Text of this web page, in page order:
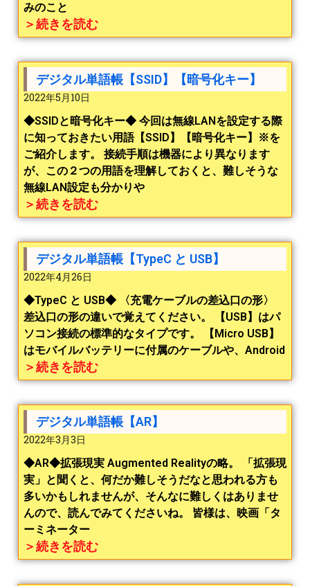
みのこと
＞続きを読む
デジタル単語帳【SSID】【暗号化キー】
2022年5月10日
◆SSIDと暗号化キー◆ 今回は無線LANを設定する際
に知っておきたい用語【SSID】【暗号化キー】※を
ご紹介します。 接続手順は機器により異なります
が、この２つの用語を理解しておくと、難しそうな
無線LAN設定も分かりや
＞続きを読む
デジタル単語帳【TypeC と USB】
2022年4月26日
◆TypeC と USB◆ 〈充電ケーブルの差込口の形〉
差込口の形の違いで覚えてください。 【USB】はパ
ソコン接続の標準的なタイプです。 【Micro USB】
はモバイルバッテリーに付属のケーブルや、Android
＞続きを読む
デジタル単語帳【AR】
2022年3月3日
◆AR◆拡張現実 Augmented Realityの略。 「拡張現
実」と聞くと、何だか難しそうだなと思われる方も
多いかもしれませんが、そんなに難しくはありませ
んので、読んでみてくださいね。 皆様は、映画「タ
ーミネーター
＞続きを読む